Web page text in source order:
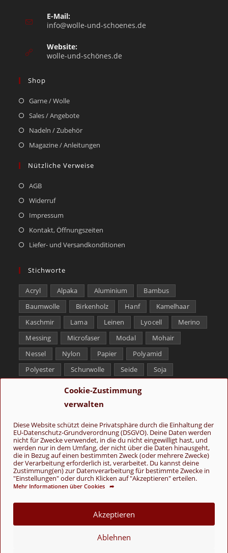
Cookie-Zustimmung
verwalten
Diese Website schützt deine Privatsphäre durch die Einhaltung der
EU-Datenschutz-Grundverordnung (DSGVO). Deine Daten werden
nicht für Zwecke verwendet, in die du nicht eingewilligt hast, und
werden nur in dem Umfang, der nicht über die Daten hinausgeht,
die in Bezug auf einen bestimmten Zweck (oder mehrere Zwecke)
der Verarbeitung erforderlich ist, verarbeitet. Du kannst deine
Zustimmung(en) zur Datenverarbeitung für bestimmte Zwecke in
"Einstellungen" oder durch Klicken auf "Akzeptieren" erteilen.
Mehr Informationen über Cookies ➦
Akzeptieren
Ablehnen
E-Mail:
info@wolle-und-schoenes.de
Website:
wolle-und-schönes.de
Shop
Garne / Wolle
Sales / Angebote
Nadeln / Zubehör
Magazine / Anleitungen
Nützliche Verweise
AGB
Widerruf
Impressum
Kontakt, Öffnungszeiten
Liefer- und Versandkonditionen
Stichworte
Acryl Alpaka Aluminium
Bambus
Baumwolle
Birkenholz Hanf
Kamelhaar
Kaschmir
Lama Leinen Lyocell
Merino
Messing
Microfaser Modal
Mohair
Nessel
Nylon Papier
Polyamid
Polyester
Schurwolle Seide
Soja
Tencel
Yak
Folge uns
© Copyright 2026 - Wolle & Schönes
VERTRAG WIDERRUFEN